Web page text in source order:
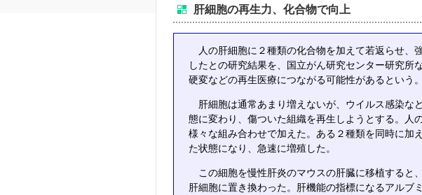
肝細胞の再生力、化合物で向上
人の肝細胞に２種類の化合物を加えて若返らせ、
したとの研究結果を、国立がん研究センター研究所
硬変などの再生医療につながる可能性があるという。
肝細胞は通常あまり増えないが、ウイルス感染な
態に変わり、傷ついた組織を再生しようとする。人
様々な組み合わせで加えた。ある２種類を同時に加
た状態になり、急速に増殖した。
この細胞を慢性肝炎のマウスの肝臓に移植すると
肝細胞に置き換わった。肝機能の指標になるアルブ